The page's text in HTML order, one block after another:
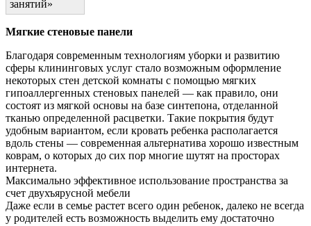
занятий»
Мягкие стеновые панели
Благодаря современным технологиям уборки и развитию
сферы клининговых услуг стало возможным оформление
некоторых стен детской комнаты с помощью мягких
гипоаллергенных стеновых панелей — как правило, они
состоят из мягкой основы на базе синтепона, отделанной
тканью определенной расцветки. Такие покрытия будут
удобным вариантом, если кровать ребенка располагается
вдоль стены — современная альтернатива хорошо известным
коврам, о которых до сих пор многие шутят на просторах
интернета.
Максимально эффективное использование пространства за
счет двухъярусной мебели
Даже если в семье растет всего один ребенок, далеко не всегда
у родителей есть возможность выделить ему достаточно